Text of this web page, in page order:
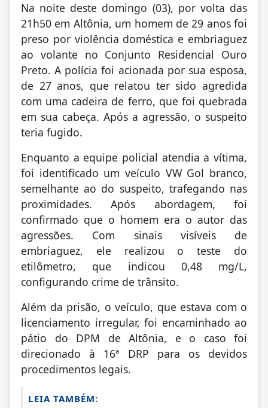
Na noite deste domingo (03), por volta das
21h50 em Altônia, um homem de 29 anos foi
preso por violência doméstica e embriaguez
ao volante no Conjunto Residencial Ouro
Preto. A polícia foi acionada por sua esposa,
de 27 anos, que relatou ter sido agredida
com uma cadeira de ferro, que foi quebrada
em sua cabeça. Após a agressão, o suspeito
teria fugido.
Enquanto a equipe policial atendia a vítima,
foi identificado um veículo VW Gol branco,
semelhante ao do suspeito, trafegando nas
proximidades. Após abordagem, foi
confirmado que o homem era o autor das
agressões. Com sinais visíveis de
embriaguez, ele realizou o teste do
etilômetro, que indicou 0,48 mg/L,
configurando crime de trânsito.
Além da prisão, o veículo, que estava com o
licenciamento irregular, foi encaminhado ao
pátio do DPM de Altônia, e o caso foi
direcionado à 16ª DRP para os devidos
procedimentos legais.
LEIA TAMBÉM: